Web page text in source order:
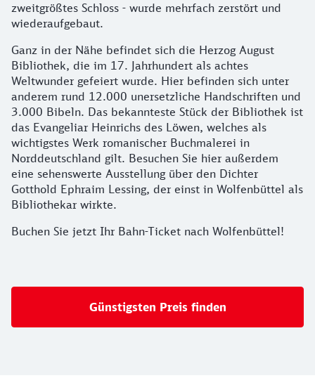
zweitgrößtes Schloss - wurde mehrfach zerstört und
wiederaufgebaut.
Ganz in der Nähe befindet sich die Herzog August
Bibliothek, die im 17. Jahrhundert als achtes
Weltwunder gefeiert wurde. Hier befinden sich unter
anderem rund 12.000 unersetzliche Handschriften und
3.000 Bibeln. Das bekannteste Stück der Bibliothek ist
das Evangeliar Heinrichs des Löwen, welches als
wichtigstes Werk romanischer Buchmalerei in
Norddeutschland gilt. Besuchen Sie hier außerdem
eine sehenswerte Ausstellung über den Dichter
Gotthold Ephraim Lessing, der einst in Wolfenbüttel als
Bibliothekar wirkte.
Buchen Sie jetzt Ihr Bahn-Ticket nach Wolfenbüttel!
Günstigsten Preis finden